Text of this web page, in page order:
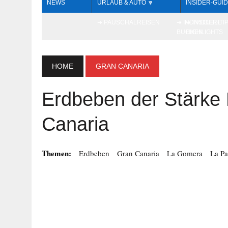
NEWS URLAUB & AUTO 🔽 INSIDER-
HOME GRAN CANARIA
Erdbeben der
Canaria
Themen: Erdbeben Gran Canaria La Gomera La